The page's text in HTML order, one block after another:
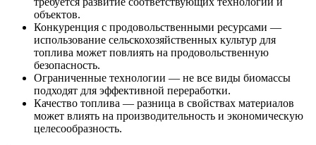
объектов.
Конкуренция с продовольственными ресурсами —
использование сельскохозяйственных культур для
топлива может повлиять на продовольственную
безопасность.
Ограниченные технологии — не все виды биомассы
подходят для эффективной переработки.
Качество топлива — разница в свойствах материалов
может влиять на производительность и экономическую
целесообразность.